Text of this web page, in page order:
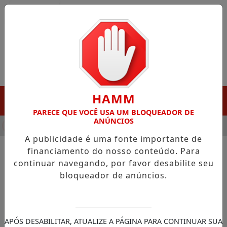
EM PORTO GRANDE COM ATUAÇÃO VOLTADA AO
NOTÍCIAS/SANTANA
Santana leva ações do Maio
combate à violência sexual
HAMM
PARECE QUE VOCÊ USA UM BLOQUEADOR DE
ANÚNCIOS
A publicidade é uma fonte importante de
financiamento do nosso conteúdo. Para
continuar navegando, por favor desabilite seu
bloqueador de anúncios.
APÓS DESABILITAR, ATUALIZE A PÁGINA PARA CONTINUAR SUA